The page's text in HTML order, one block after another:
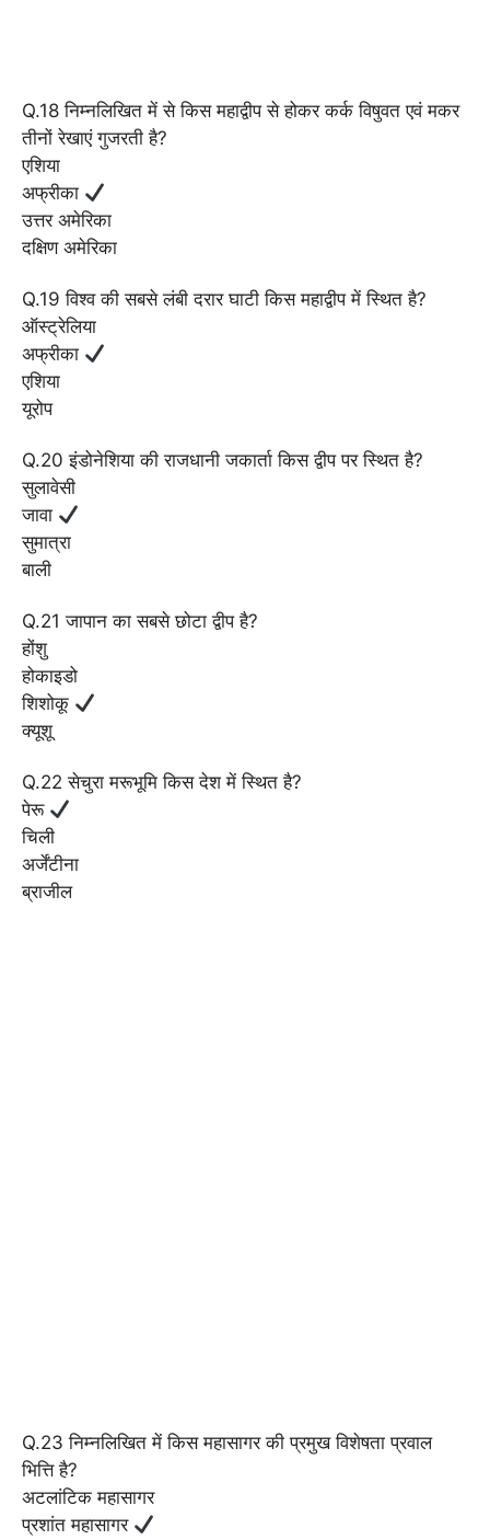
Q.18 निम्नलिखित में से किस महाद्वीप से होकर कर्क विषुवत एवं मकर
तीनों रेखाएं गुजरती है?
एशिया
अफ्रीका
उत्तर अमेरिका
दक्षिण अमेरिका
Q.19 विश्व की सबसे लंबी दरार घाटी किस महाद्वीप में स्थित है?
ऑस्ट्रेलिया
अफ्रीका
एशिया
यूरोप
Q.20 इंडोनेशिया की राजधानी जकार्ता किस द्वीप पर स्थित है?
सुलावेसी
जावा
सुमात्रा
बाली
Q.21 जापान का सबसे छोटा द्वीप है?
होंशु
होकाइडो
शिशोकू
क्यूशू
Q.22 सेचुरा मरूभूमि किस देश में स्थित है?
पेरू
चिली
अर्जेंटीना
ब्राजील
Q.23 निम्नलिखित में किस महासागर की प्रमुख विशेषता प्रवाल
भित्ति है?
अटलांटिक महासागर
प्रशांत महासागर